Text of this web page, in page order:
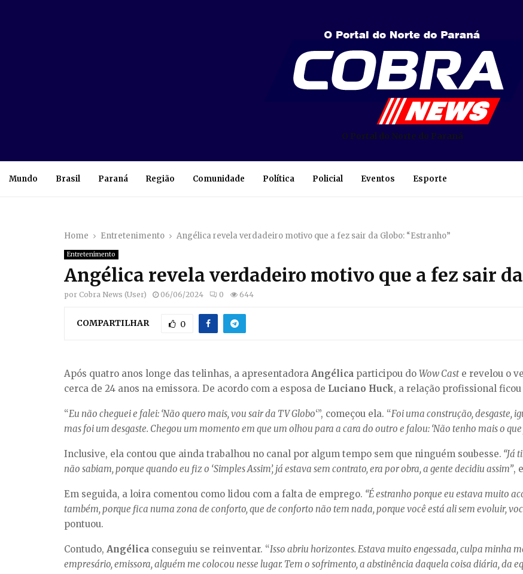
O Portal do Norte do Paraná
Mundo Brasil Paraná Região Comunidade Política Policial Eventos Esporte
Home Entretenimento Angélica revela verdadeiro motivo que a fez sair da Globo: “Estranho”
Entretenimento
Angélica revela verdadeiro motivo que a fez sair
por Cobra News (User) 06/06/2024 0 644
COMPARTILHAR 0
Após quatro anos longe das telinhas, a apresentadora Angélica participou do Wow Cast e revelou o
cerca de 24 anos na emissora. De acordo com a esposa de Luciano Huck, a relação profissional ficou
“Eu não cheguei e falei: ‘Não quero mais, vou sair da TV Globo‘”, começou ela. “Foi uma construção, desgaste,
mas foi um desgaste. Chegou um momento em que um olhou para a cara do outro e falou: ‘Não tenho mais o
Inclusive, ela contou que ainda trabalhou no canal por algum tempo sem que ninguém soubesse. “Já
não sabiam, porque quando eu fiz o ‘Simples Assim’, já estava sem contrato, era por obra, a gente decidiu assim”,
Em seguida, a loira comentou como lidou com a falta de emprego. “É estranho porque eu estava muito
também, porque fica numa zona de conforto, que de conforto não tem nada, porque você está ali sem evoluir,
pontuou.
Contudo, Angélica conseguiu se reinventar. “Isso abriu horizontes. Estava muito engessada, culpa minha
empresário, emissora, alguém me colocou nesse lugar. Tem o sofrimento, a abstinência daquela coisa diária, da